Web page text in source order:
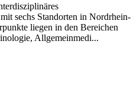
sechs Standorten in Nordrhein-
liegen in den Bereichen
Allgemeinmedi...